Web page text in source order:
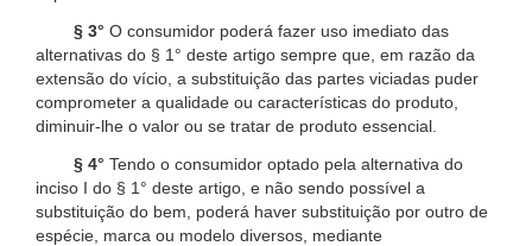
§ 3° O consumidor poderá fazer uso imediato das
alternativas do § 1° deste artigo sempre que, em razão da
extensão do vício, a substituição das partes viciadas puder
comprometer a qualidade ou características do produto,
diminuir-lhe o valor ou se tratar de produto essencial.
§ 4° Tendo o consumidor optado pela alternativa do
inciso I do § 1° deste artigo, e não sendo possível a
substituição do bem, poderá haver substituição por outro de
espécie, marca ou modelo diversos, mediante